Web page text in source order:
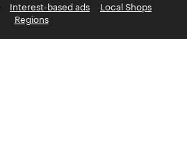
Interest-based ads
Local Shops
Regions